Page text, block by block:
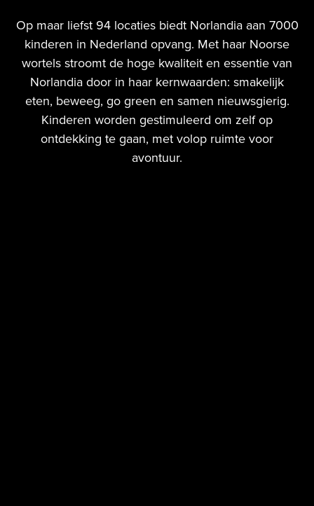
Op maar liefst 94 locaties biedt Norlandia aan 7000
kinderen in Nederland opvang. Met haar Noorse
wortels stroomt de hoge kwaliteit en essentie van
Norlandia door in haar kernwaarden: smakelijk
eten, beweeg, go green en samen nieuwsgierig.
Kinderen worden gestimuleerd om zelf op
ontdekking te gaan, met volop ruimte voor
avontuur.